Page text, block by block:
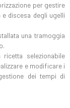
per gestire
discesa degli ugelli
una tramoggia
selezionabile
e modificare i
dei tempi di